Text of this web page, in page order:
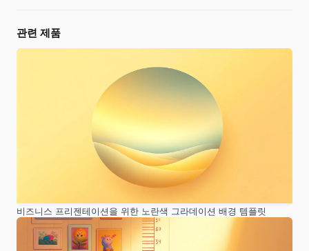
관련 제품
비즈니스 프리젠테이션을 위한 노란색 그라데이션 배경 템플릿